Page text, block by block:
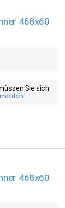
468x60
Sie sich
468x60